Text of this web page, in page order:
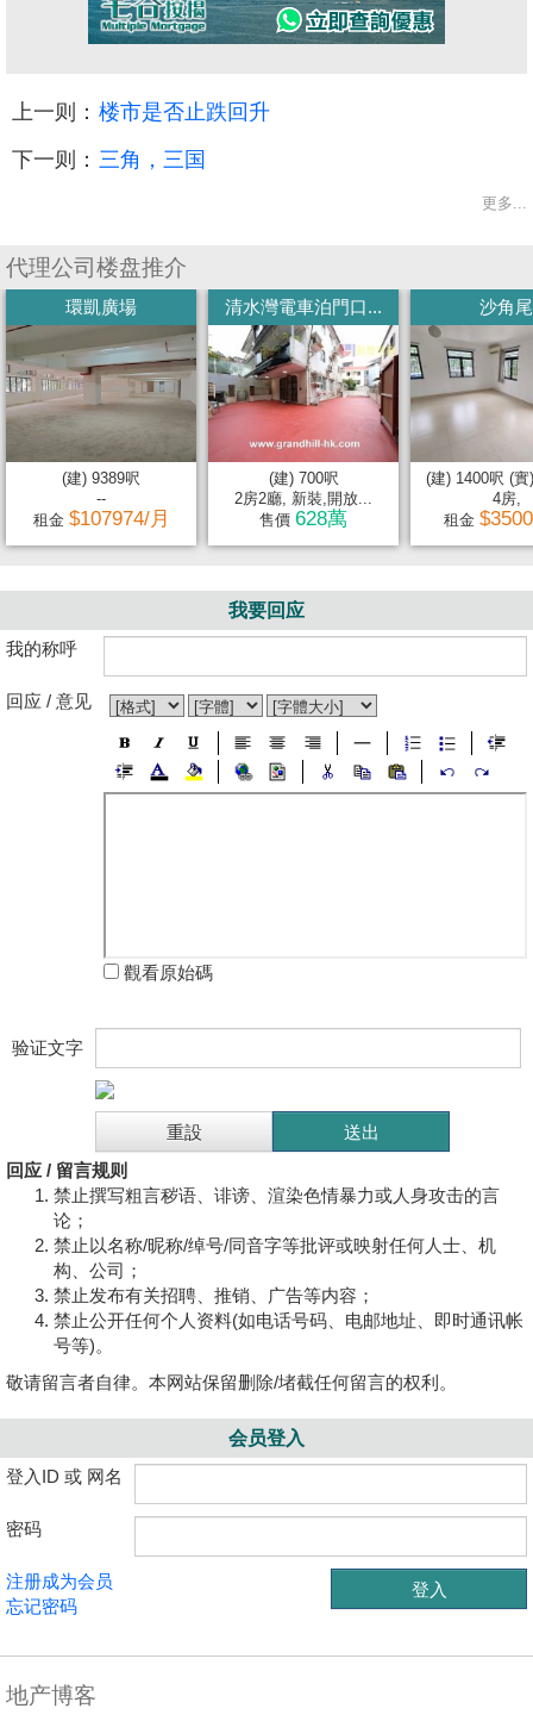
上一则： 楼市是否止跌回升
下一则： 三角，三国
更多...
代理公司楼盘推介
環凱廣場
(建) 9389呎
--
租金 $107974/月
清水灣電車泊門口...
(建) 700呎
2房2廳, 新裝,開放...
售價 628萬
沙角尾
(建) 1400呎 (實
4房,
租金
我要回应
我的称呼
回应 / 意见
觀看原始碼
验证文字
回应 / 留言规则
禁止撰写粗言秽语、诽谤、渲染色情暴力或人身攻击的言
论；
禁止以名称/昵称/绰号/同音字等批评或映射任何人士、机
构、公司；
禁止发布有关招聘、推销、广告等内容；
禁止公开任何个人资料(如电话号码、电邮地址、即时通讯帐
号等)。
敬请留言者自律。本网站保留删除/堵截任何留言的权利。
会员登入
登入ID 或 网名
密码
注册成为会员
忘记密码
地产博客